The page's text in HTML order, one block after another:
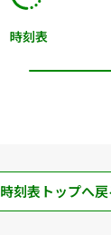
時刻表
時刻表トップへ戻